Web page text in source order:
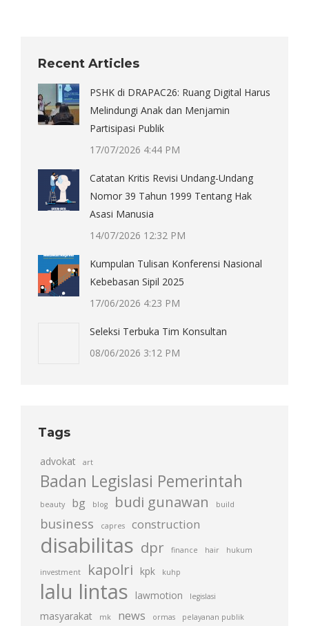
Recent Articles
PSHK di DRAPAC26: Ruang Digital Harus
Melindungi Anak dan Menjamin
Partisipasi Publik
17/07/2026 4:44 PM
Catatan Kritis Revisi Undang-Undang
Nomor 39 Tahun 1999 Tentang Hak
Asasi Manusia
14/07/2026 12:32 PM
Kumpulan Tulisan Konferensi Nasional
Kebebasan Sipil 2025
17/06/2026 4:23 PM
Seleksi Terbuka Tim Konsultan
08/06/2026 3:12 PM
Tags
advokat art
Badan Legislasi Pemerintah
beauty bg blog budi gunawan build
business capres construction
disabilitas dpr finance hair hukum
investment kapolri kpk kuhp
lalu lintas lawmotion legislasi
masyarakat mk news ormas pelayanan publik